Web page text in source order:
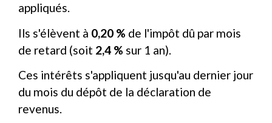
appliqués.
Ils s'élèvent à 0,20 % de l'impôt dû par mois
de retard (soit 2,4 % sur 1 an).
Ces intérêts s'appliquent jusqu'au dernier jour
du mois du dépôt de la déclaration de
revenus.